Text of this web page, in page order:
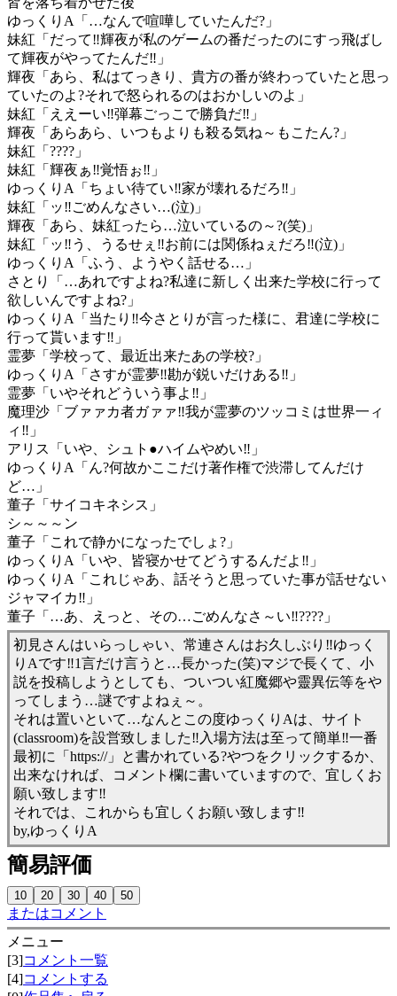
ゆっくりA「…なんで喧嘩していたんだ?」
妹紅「だって‼輝夜が私のゲームの番だったのにすっ飛ばし
て輝夜がやってたんだ‼」
輝夜「あら、私はてっきり、貴方の番が終わっていたと思っ
ていたのよ?それで怒られるのはおかしいのよ」
妹紅「ええーい‼弾幕ごっこで勝負だ‼」
輝夜「あらあら、いつもよりも殺る気ね～もこたん?」
妹紅「????」
妹紅「輝夜ぁ‼覚悟ぉ‼」
ゆっくりA「ちょい待てい‼家が壊れるだろ‼」
妹紅「ッ‼ごめんなさい…(泣)」
輝夜「あら、妹紅ったら…泣いているの～?(笑)」
妹紅「ッ‼う、うるせぇ‼お前には関係ねぇだろ‼(泣)」
ゆっくりA「ふう、ようやく話せる…」
さとり「…あれですよね?私達に新しく出来た学校に行って
欲しいんですよね?」
ゆっくりA「当たり‼今さとりが言った様に、君達に学校に
行って貰います‼」
霊夢「学校って、最近出来たあの学校?」
ゆっくりA「さすが霊夢‼勘が鋭いだけある‼」
霊夢「いやそれどういう事よ‼」
魔理沙「ブァァカ者ガァァ‼我が霊夢のツッコミは世界一ィ
ィ‼」
アリス「いや、シュト●ハイムやめい‼」
ゆっくりA「ん?何故かここだけ著作権で渋滞してんだけ
ど…」
董子「サイコキネシス」
シ～～～ン
董子「これで静かになったでしょ?」
ゆっくりA「いや、皆寝かせてどうするんだよ‼」
ゆっくりA「これじゃあ、話そうと思っていた事が話せない
ジャマイカ‼」
董子「…あ、えっと、その…ごめんなさ～い‼????」
初見さんはいらっしゃい、常連さんはお久しぶり‼ゆっく
りAです‼1言だけ言うと…長かった(笑)マジで長くて、小
説を投稿しようとしても、ついつい紅魔郷や靈異伝等をや
ってしまう…謎ですよねぇ～。
それは置いといて…なんとこの度ゆっくりAは、サイト
(classroom)を設営致しました‼入場方法は至って簡単‼一番
最初に「https://」と書かれている?やつをクリックするか、
出来なければ、コメント欄に書いていますので、宜しくお
願い致します‼
それでは、これからも宜しくお願い致します‼
by,ゆっくりA
簡易評価
またはコメント
メニュー
[3]コメント一覧
[4]コメントする